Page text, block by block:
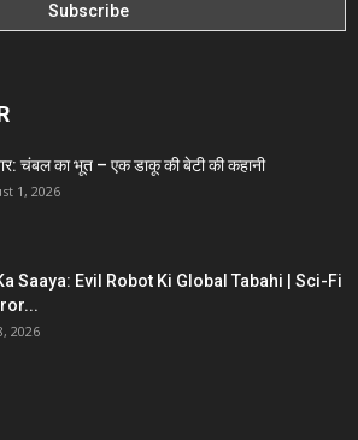
चंबल का भूत – एक डाकू की बेटी की कहानी
1, 2026
Saaya: Evil Robot Ki Global Tabahi | Sci-Fi
2026